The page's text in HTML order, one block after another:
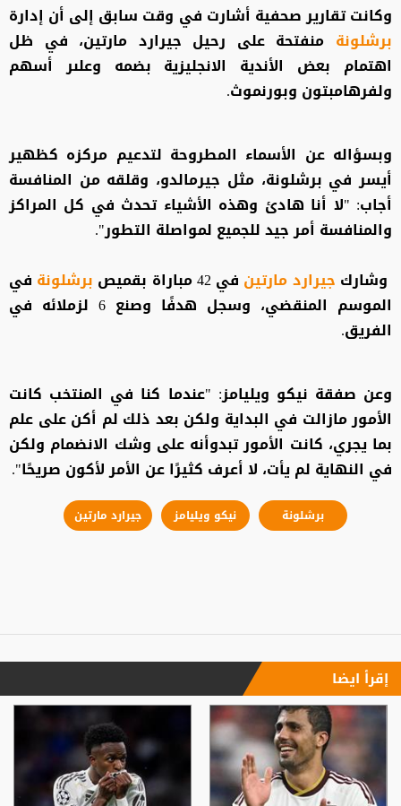
وكانت تقارير صحفية أشارت في وقت سابق إلى أن إدارة
برشلونة منفتحة على رحيل جيرارد مارتين، في ظل
اهتمام بعض الأندية الانجليزية بضمه وعلىر أسهم
ولفرهامبتون وبورنموث.
وبسؤاله عن الأسماء المطروحة لتدعيم مركزه كظهير
أيسر في برشلونة، مثل جيرمالدو، وقلقه من المنافسة
أجاب: "لا أنا هادئ وهذه الأشياء تحدث في كل المراكز
والمنافسة أمر جيد للجميع لمواصلة التطور".
وشارك جيرارد مارتين في 42 مباراة بقميص برشلونة في
الموسم المنقضي، وسجل هدفًا وصنع 6 لزملائه في
الفريق.
وعن صفقة نيكو ويليامز: "عندما كنا في المنتخب كانت
الأمور مازالت في البداية ولكن بعد ذلك لم أكن على علم
بما يجري، كانت الأمور تبدوأنه على وشك الانضمام ولكن
في النهاية لم يأت، لا أعرف كثيرًا عن الأمر لأكون صريحًا".
برشلونة نيكو ويليامز جيرارد مارتين
إقرأ ايضا